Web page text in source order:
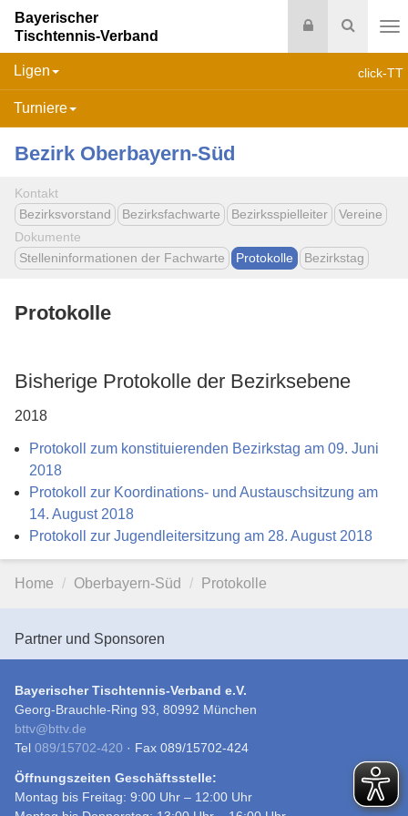
Suche
Login
Bayerischer
Tischtennis-Verband
click-TT
Ligen
Turniere
Bezirk Oberbayern-Süd
Kontakt
Bezirksvorstand
Bezirksfachwarte Bezirksspielleiter
Vereine
Dokumente
Stelleninformationen der Fachwarte
Protokolle Bezirkstag
Protokolle
Bisherige Protokolle der Bezirksebene
2018
Protokoll zum konstituierenden Bezirkstag am 09. Juni
2018
Protokoll zur Koordinations- und Austauschsitzung am
14. August 2018
Protokoll zur Jugendleitersitzung am 28. August 2018
Home Oberbayern-Süd Protokolle
Partner und Sponsoren
Bayerischer Tischtennis-Verband e.V.
Georg-Brauchle-Ring 93, 80992 München
bttv@bttv.de
Tel 089/15702-420 · Fax 089/15702-424
Öffnungszeiten Geschäftsstelle:
Montag bis Freitag: 9:00 Uhr – 12:00 Uhr